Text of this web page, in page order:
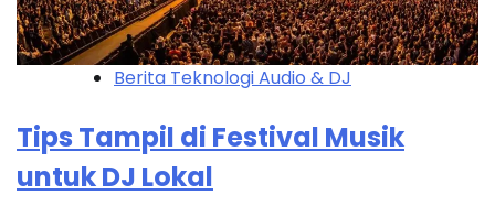
Berita Teknologi Audio & DJ
Tips Tampil di Festival Musik
untuk DJ Lokal